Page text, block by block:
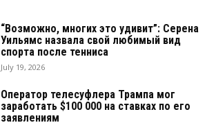
“Возможно, многих это удивит”: Серена
Уильямс назвала свой любимый вид
спорта после тенниса
July 19, 2026
Оператор телесуфлера Трампа мог
заработать $100 000 на ставках по его
заявлениям